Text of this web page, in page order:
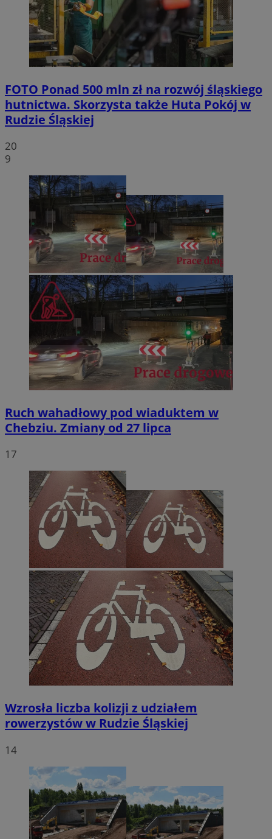
FOTO Ponad 500 mln zł na rozwój śląskiego
hutnictwa. Skorzysta także Huta Pokój w
Rudzie Śląskiej
20
9
Ruch wahadłowy pod wiaduktem w
Chebziu. Zmiany od 27 lipca
17
Wzrosła liczba kolizji z udziałem
rowerzystów w Rudzie Śląskiej
14